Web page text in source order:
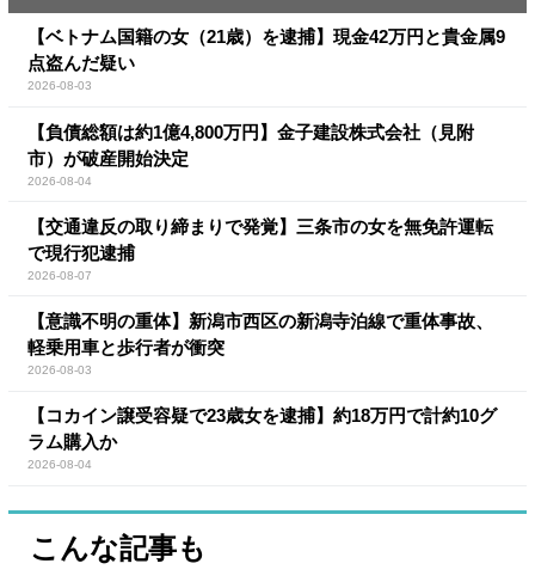
【ベトナム国籍の女（21歳）を逮捕】現金42万円と貴金属9
点盗んだ疑い
2026-08-03
【負債総額は約1億4,800万円】金子建設株式会社（見附
市）が破産開始決定
2026-08-04
【交通違反の取り締まりで発覚】三条市の女を無免許運転
で現行犯逮捕
2026-08-07
【意識不明の重体】新潟市西区の新潟寺泊線で重体事故、
軽乗用車と歩行者が衝突
2026-08-03
【コカイン譲受容疑で23歳女を逮捕】約18万円で計約10グ
ラム購入か
2026-08-04
こんな記事も